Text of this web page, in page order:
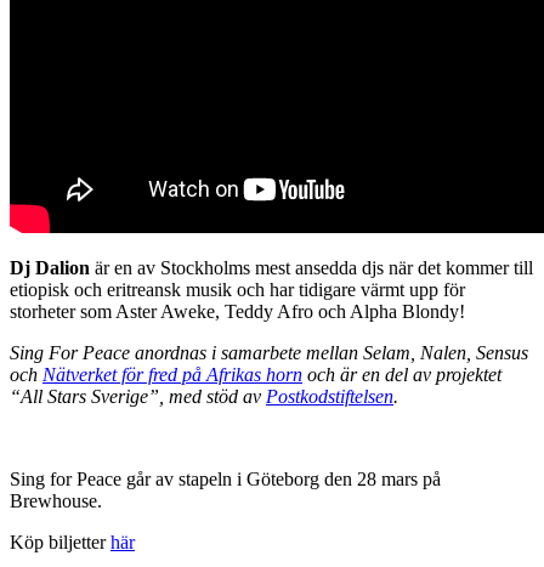
Dj Dalion är en av Stockholms mest ansedda djs när det kommer till
etiopisk och eritreansk musik och har tidigare värmt upp för
storheter som Aster Aweke, Teddy Afro och Alpha Blondy!
Sing For Peace anordnas i samarbete mellan Selam, Nalen, Sensus
och Nätverket för fred på Afrikas horn och är en del av projektet
“All Stars Sverige”, med stöd av Postkodstiftelsen.
Sing for Peace går av stapeln i Göteborg den 28 mars på
Brewhouse.
Köp biljetterhär